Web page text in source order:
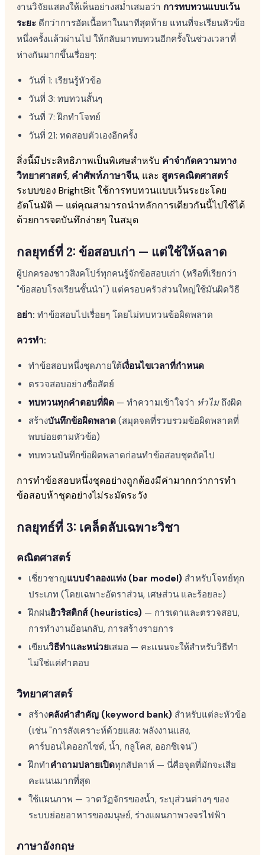
งานวิจัยแสดงให้เห็นอย่างสม่ำเสมอว่า การทบทวนแบบเว้น
ระยะ ดีกว่าการอัดเนื้อหาในนาทีสุดท้าย แทนที่จะเรียนหัวข้อ
หนึ่งครั้งแล้วผ่านไป ให้กลับมาทบทวนอีกครั้งในช่วงเวลาที่
ห่างกันมากขึ้นเรื่อยๆ:
วันที่ 1: เรียนรู้หัวข้อ
วันที่ 3: ทบทวนสั้นๆ
วันที่ 7: ฝึกทำโจทย์
วันที่ 21: ทดสอบตัวเองอีกครั้ง
สิ่งนี้มีประสิทธิภาพเป็นพิเศษสำหรับ คำจำกัดความทาง
วิทยาศาสตร์, คำศัพท์ภาษาจีน, และ สูตรคณิตศาสตร์
ระบบของ BrightBit ใช้การทบทวนแบบเว้นระยะโดย
อัตโนมัติ — แต่คุณสามารถนำหลักการเดียวกันนี้ไปใช้ได้
ด้วยการจดบันทึกง่ายๆ ในสมุด
กลยุทธ์ที่ 2: ข้อสอบเก่า — แต่ใช้ให้ฉลาด
ผู้ปกครองชาวสิงคโปร์ทุกคนรู้จักข้อสอบเก่า (หรือที่เรียกว่า
"ข้อสอบโรงเรียนชั้นนำ") แต่ครอบครัวส่วนใหญ่ใช้มันผิดวิธี
อย่า: ทำข้อสอบไปเรื่อยๆ โดยไม่ทบทวนข้อผิดพลาด
ควรทำ:
ทำข้อสอบหนึ่งชุดภายใต้เงื่อนไขเวลาที่กำหนด
ตรวจสอบอย่างซื่อสัตย์
ทบทวนทุกคำตอบที่ผิด — ทำความเข้าใจว่า ทำไมถึงผิด
สร้างบันทึกข้อผิดพลาด (สมุดจดที่รวบรวมข้อผิดพลาดที่
พบบ่อยตามหัวข้อ)
ทบทวนบันทึกข้อผิดพลาดก่อนทำข้อสอบชุดถัดไป
การทำข้อสอบหนึ่งชุดอย่างถูกต้องมีค่ามากกว่าการทำ
ข้อสอบห้าชุดอย่างไม่ระมัดระวัง
กลยุทธ์ที่ 3: เคล็ดลับเฉพาะวิชา
คณิตศาสตร์
เชี่ยวชาญแบบจำลองแท่ง (bar model) สำหรับโจทย์ทุก
ประเภท (โดยเฉพาะอัตราส่วน, เศษส่วน และร้อยละ)
ฝึกฝนฮิวริสติกส์ (heuristics) — การเดาและตรวจสอบ,
การทำงานย้อนกลับ, การสร้างรายการ
เขียนวิธีทำและหน่วยเสมอ — คะแนนจะให้สำหรับวิธีทำ
ไม่ใช่แค่คำตอบ
วิทยาศาสตร์
สร้างคลังคำสำคัญ (keyword bank) สำหรับแต่ละหัวข้อ
(เช่น "การสังเคราะห์ด้วยแสง: พลังงานแสง,
คาร์บอนไดออกไซด์, น้ำ, กลูโคส, ออกซิเจน")
ฝึกทำคำถามปลายเปิดทุกสัปดาห์ — นี่คือจุดที่มักจะเสีย
คะแนนมากที่สุด
ใช้แผนภาพ — วาดวัฏจักรของน้ำ, ระบุส่วนต่างๆ ของ
ระบบย่อยอาหารของมนุษย์, ร่างแผนภาพวงจรไฟฟ้า
ภาษาอังกฤษ